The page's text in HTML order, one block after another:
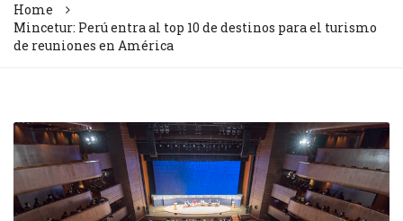
Home
Mincetur: Perú entra al top 10 de destinos para el turismo
de reuniones en América